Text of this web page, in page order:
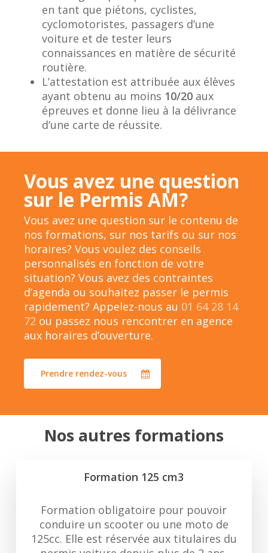
en tant que piétons, cyclistes,
cyclomotoristes, passagers d’une
voiture et de tester leurs
connaissances en matière de sécurité
routière.
L’attestation est attribuée aux élèves
ayant obtenu au moins 10/20 aux
épreuves et donne lieu à la délivrance
d’une carte de réussite.
Vous avez une question
sur le Permis AM?
Vous avez une question sur le contenu de
nos formations, sur nos tarifs ou sur nos
horaires? Vous voulez des conseils
personnalisés en fonction de votre
situation? Vous avez des contraintes
d’agenda ou souhaitez passer le permis
rapidement? Appelez-nous au 01 64 28 14
72 ou passez nous rencontrer en agence
aux horaires d’ouverture.
Prendre rendez-vous
Nos autres formations
Formation 125 cm3
Formation obligatoire pour pouvoir
conduire un scooter ou une moto de
125cc. Elle est réservée aux titulaires du